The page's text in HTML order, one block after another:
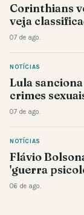
Corinthians
veja
07 de ago.
NOTÍCIAS
Lula
crimes
07 de ago.
NOTÍCIAS
Flávio
'guerra
06 de ago.